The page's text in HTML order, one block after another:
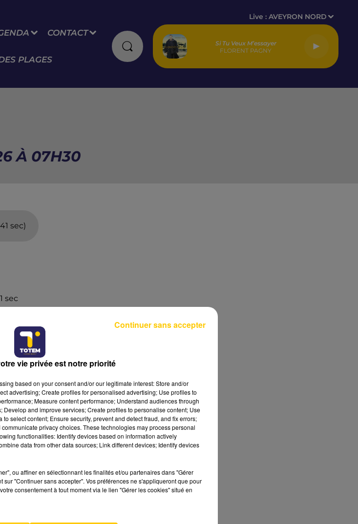
CONTACT
PLAGES
Live :AVEYRON NORD
Si Tu Veux M’essayer
FLORENT PAGNY
À 07H30
sec)
sec
vie privée est notre priorité
based on your consent and/or our legitimate interest: Store and/or
advertising; Create profiles for personalised advertising; Use profiles to
Measure content performance; Understand audiences through
Develop and improve services; Create profiles to personalise content; Use
select content; Ensure security, prevent and detect fraud, and fix errors;
privacy choices. These technologies may process personal
functionalities: Identify devices based on information actively
data from other data sources; Link different devices; Identify devices
ou affiner en sélectionnant les finalités et/ou partenaires dans "Gérer
"Continuer sans accepter". Vos préférences ne s'appliqueront que pour
consentement à tout moment via le lien "Gérer les cookies" situé en
Continuer sans accepter